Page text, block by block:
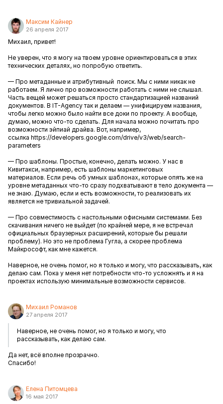
Максим Кайнер
26 апреля 2017
Михаил, привет!
Не уверен, что я могу на твоем уровне ориентироваться в этих
технических деталях, но попробую ответить.
— Про метаданные и атрибутивный поиск. Мы с ними никак не
работаем. Я лично про возможности работать с ними не слышал.
Часть вещей может решаться просто стандартизацией названий
документов. В IT-Agency так и делаем — унифицируем названия,
чтобы легко можно было найти все доки по проекту. А вообще,
думаю, можно что-то сделать. Для начала можно почитать про
возможности эйпиай драйва. Вот, например,
ссылка https://developers.google.com/drive/v3/web/search-
parameters
— Про шаблоны. Простые, конечно, делать можно. У нас в
Кивитакси, например, есть шаблоны маркетинговых
материалов. Если речь об умных шаблонах, которые опять же на
уровне метаданных что-то сразу подхватывают в тело документа —
не знаю. Думаю, если и есть возможности, то реализовать их
является не тривиальной задачей.
— Про совместимость с настольными офисными системами. Без
скачивания ничего не выйдет (по крайней мере, я не встречал
официальных браузерных расширений, которые бы решали
проблему). Но это не проблема Гугла, а скорее проблема
Майкрософт, как мне кажется.
Наверное, не очень помог, но я только и могу, что рассказывать, как
делаю сам. Пока у меня нет потребности что-то усложнять и я на
проектах использую минимальные возможности сервисов.
Михаил Романов
27 апреля 2017
Наверное, не очень помог, но я только и могу, что
рассказывать, как делаю сам.
Да нет, всё вполне прозрачно.
Спасибо!
Елена Питомцева
16 мая 2017